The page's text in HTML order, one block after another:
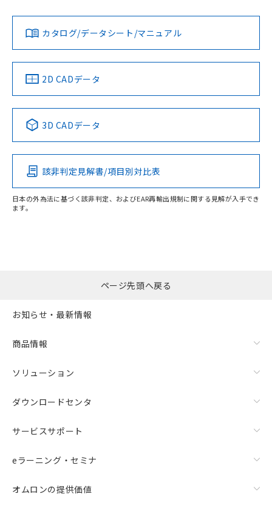
ダウンロードデータをご利用いただく前に、以下を必ずお読
みください。
ソフトウェアの使用条件
対応済み
中国 RoHS 注意事項・凡例
Pb Hg Cd Cr(VI)
O
この製品のRoHS/REACH対応状況ページへ
LR型式承認
（イギリス
船舶規格）
DNV型式承認
（ノルウェー
BV型式承認
（フランス
KR型式
（韓国
Yes No No No
この製品の規格認証/適合状況ページへ
その他の認証はこちらのページからご検索ください
カタログ/データシート/マニュアル
2D CADデータ
3D CADデータ
該非判定見解書/項目別対比表
日本の外為法に基づく該非判定、およびEAR再輸出規制に関する見解が入手でき
ます。
ページ先頭へ戻る
お知らせ・最新情報
商品情報
ソリューション
ダウンロードセンタ
サービスサポート
eラーニング・セミナ
オムロンの提供価値